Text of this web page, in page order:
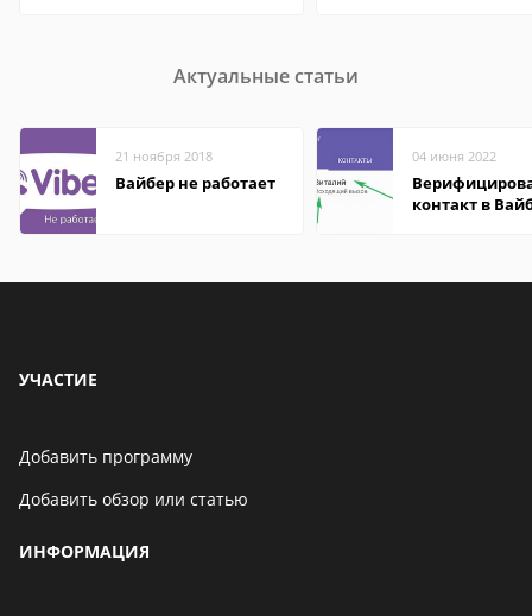
Актуальные статьи
21 ноября 2018
Вайбер не работает
04 июня 2022
контакт в
УЧАСТИЕ
Добавить программу
Добавить обзор или статью
ИНФОРМАЦИЯ